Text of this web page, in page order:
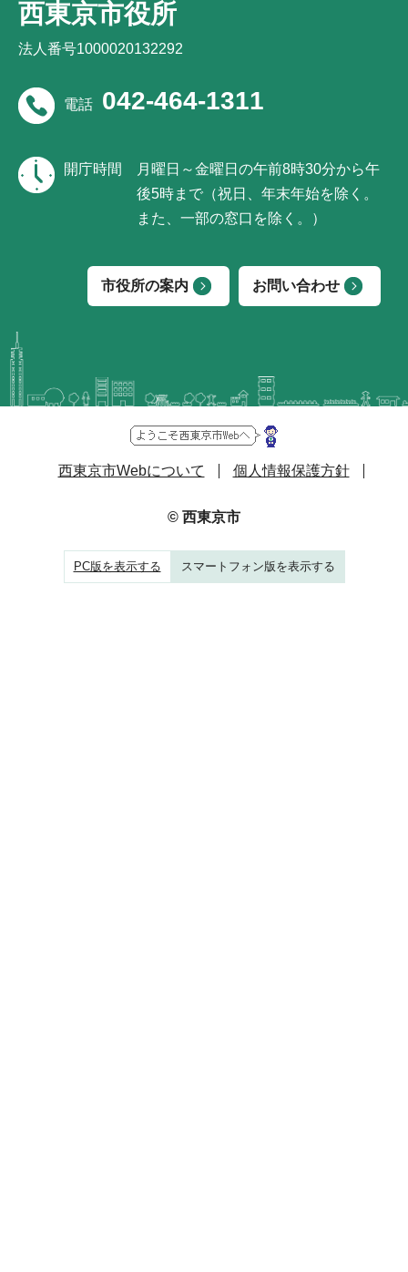
西東京市役所
法人番号1000020132292
電話 042-464-1311
開庁時間
月曜日～金曜日の午前8時30分から午
後5時まで（祝日、年末年始を除く。
また、一部の窓口を除く。）
市役所の案内 お問い合わせ
西東京市Webについて 個人情報保護方針
© 西東京市
PC版を表示する スマートフォン版を表示する